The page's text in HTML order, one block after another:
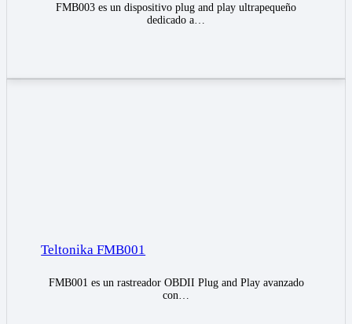
FMB003 es un dispositivo plug and play ultrapequeño
dedicado a…
Teltonika FMB001
FMB001 es un rastreador OBDII Plug and Play avanzado
con…